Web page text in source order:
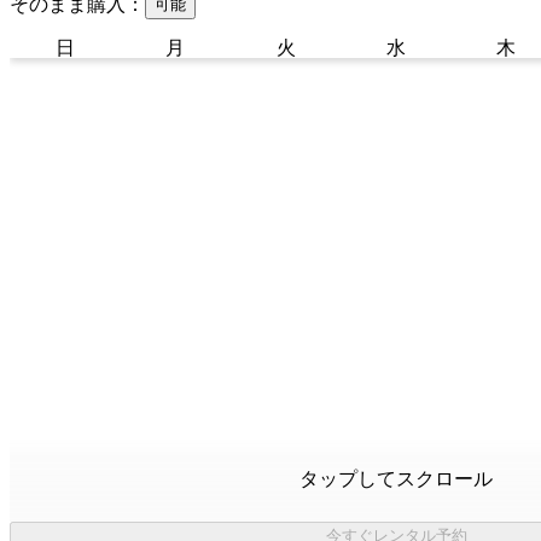
可能
日 月 火 水 木
タップしてスクロール
今すぐレンタル予約